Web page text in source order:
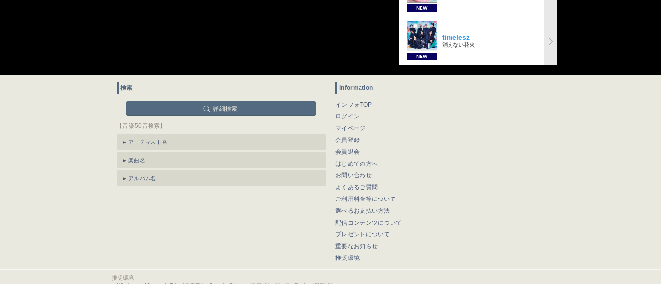
NEW
NEW
timelesz
消えない花火
検索
詳細検索
【音楽50音検索】
アーティスト名
楽曲名
アルバム名
information
インフォTOP
ログイン
マイページ
会員登録
会員退会
はじめての方へ
お問い合わせ
よくあるご質問
ご利用料金等について
選べるお支払い方法
配信コンテンツについて
プレゼントについて
重要なお知らせ
推奨環境
推奨環境